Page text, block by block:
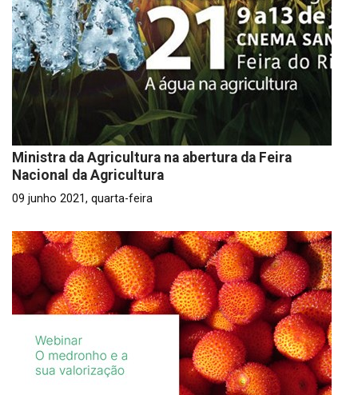
Ministra da Agricultura na abertura da Feira
Nacional da Agricultura
09 junho 2021, quarta-feira